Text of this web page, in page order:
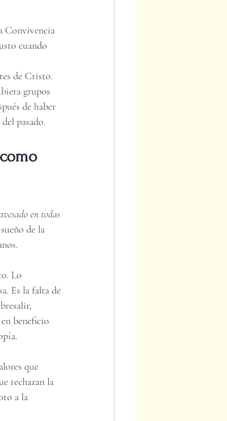
Convivencia
cuando
de Cristo.
grupos
de haber
pasado.
en todas
de la
Lo
Es la falta de
beneficio
que
rechazan la
a la